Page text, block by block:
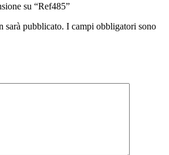
su “Ref485”
sarà pubblicato. I campi obbligatori sono